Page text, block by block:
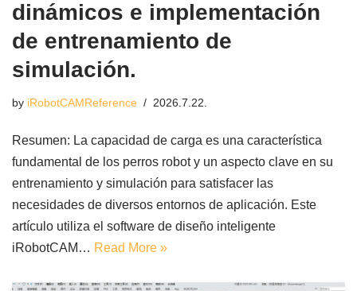
dinámicos e implementación
de entrenamiento de
simulación.
by iRobotCAMReference 2026.7.22.
Resumen: La capacidad de carga es una característica
fundamental de los perros robot y un aspecto clave en su
entrenamiento y simulación para satisfacer las
necesidades de diversos entornos de aplicación. Este
artículo utiliza el software de diseño inteligente
iRobotCAM… Read More »